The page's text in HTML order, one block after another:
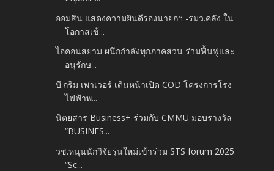
ออมสิน แสดงความยินดีรองนายกฯ -​รมว.คลัง ใน
โอกาสเข้...
ไอคอนสยาม ผนึกกำลังทุกภาคส่วน ร่วมฟื้นฟูและ
อนุรักษ...
บี.กริม เพาเวอร์ เดินหน้าเปิด COD โครงการโรง
ไฟฟ้าพ...
นิตยสาร Business+ ร่วมกับ CMMU มอบรางวัล​
“BUSINES...
วช.หนุนนักวิจัยรุ่นใหม่เข้าร่วม STS forum 2025
“Sc...